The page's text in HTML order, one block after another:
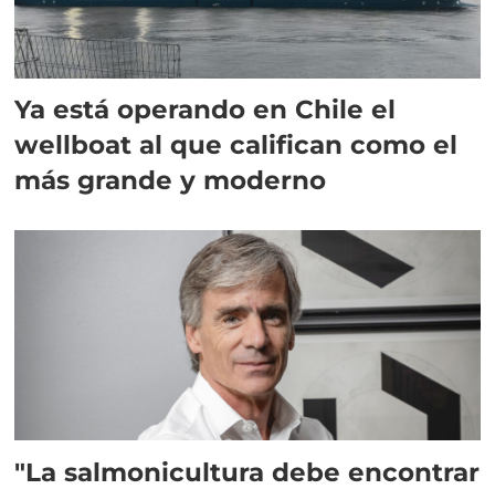
Ya está operando en Chile el
wellboat al que califican como el
más grande y moderno
"La salmonicultura debe encontrar